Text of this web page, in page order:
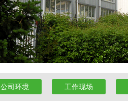
公司环境 工作现场